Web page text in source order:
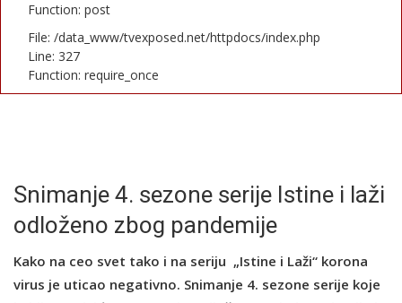
Function: post
File: /data_www/tvexposed.net/httpdocs/index.php
Line: 327
Function: require_once
Register
Snimanje 4. sezone serije Istine i laži
odloženo zbog pandemije
Kako na ceo svet tako i na seriju „Istine i Laži“ korona
virus je uticao negativno. Snimanje 4. sezone serije koje